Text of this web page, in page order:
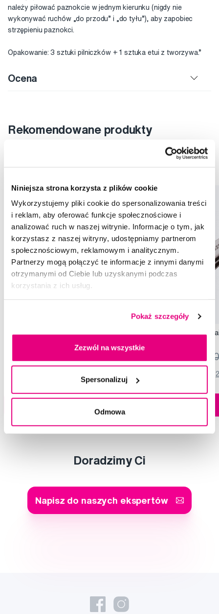
Niniejsza strona korzysta z plików cookie
Wykorzystujemy pliki cookie do spersonalizowania treści
i reklam, aby oferować funkcje społecznościowe i
analizować ruch w naszej witrynie. Informacje o tym, jak
korzystasz z naszej witryny, udostępniamy partnerom
społecznościowym, reklamowym i analitycznym.
Partnerzy mogą połączyć te informacje z innymi danymi
otrzymanymi od Ciebie lub uzyskanymi podczas
korzystania z ich usług.
Pokaż szczegóły
Zezwól na wszystkie
Spersonalizuj
Odmowa
należy piłować paznokcie w jednym kierunku (nigdy nie
wykonywać ruchów „do przodu” i „do tyłu”), aby zapobiec
strzępieniu paznokci.
Opakowanie: 3 sztuki pilniczków + 1 sztuka etui z tworzywa.”
Ocena
Rekomendowane produkty
Narzędzia Tweezerman
Dostępny 5 szt
1 sklepie
Promocja
Tweezerman
Doradzimy Ci
Napisz do naszych ekspertów